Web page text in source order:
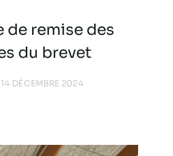
de remise des
du brevet
14 DÉCEMBRE 2024